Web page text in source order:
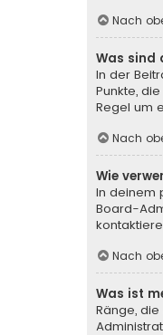
Nach
Was sind
In der
Punkte,
Regel um
Nach
Wie
In deinem
Board-
Nach
Was ist
Ränge,